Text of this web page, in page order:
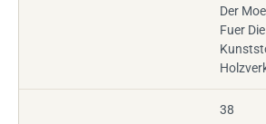
Der
Fuer
38